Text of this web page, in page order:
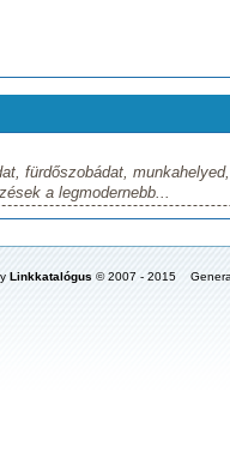
fürdőszobádat,
a legmodernebb...
Linkkatalógus © 2007 - 2015